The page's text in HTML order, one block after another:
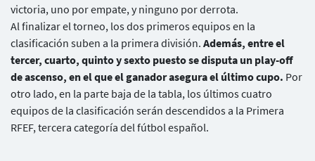
victoria, uno por empate, y ninguno por derrota.
Al finalizar el torneo, los dos primeros equipos en la
clasificación suben a la primera división. Además, entre el
tercer, cuarto, quinto y sexto puesto se disputa un play-off
de ascenso, en el que el ganador asegura el último cupo. Por
otro lado, en la parte baja de la tabla, los últimos cuatro
equipos de la clasificación serán descendidos a la Primera
RFEF, tercera categoría del fútbol español.